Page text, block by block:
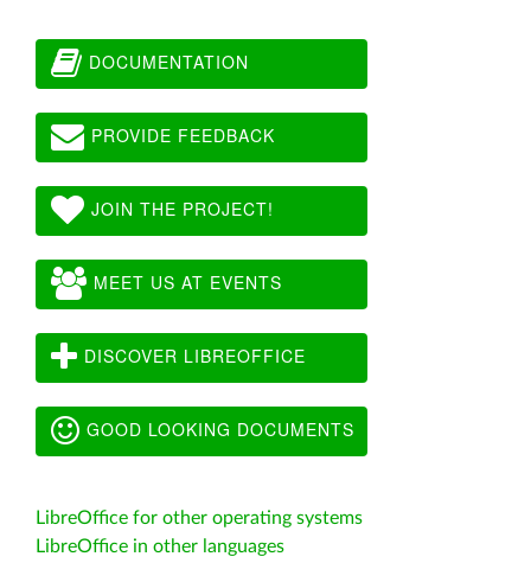
DOCUMENTATION
PROVIDE FEEDBACK
JOIN THE PROJECT!
MEET US AT EVENTS
DISCOVER LIBREOFFICE
GOOD LOOKING DOCUMENTS
LibreOffice for other operating systems
LibreOffice in other languages